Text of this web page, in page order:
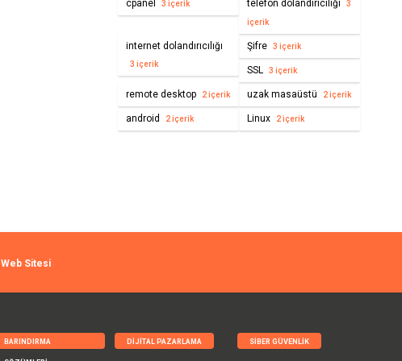
cpanel 3 içerik telefon dolandırıcılığı 3
içerik
internet dolandırıcılığı
3 içerik
Şifre 3 içerik
SSL 3 içerik
remote desktop 2 içerik uzak masaüstü 2 içerik
android 2 içerik Linux 2 içerik
Web Sitesi
BARINDIRMA DIJITAL PAZARLAMA SIBER GÜVENLIK